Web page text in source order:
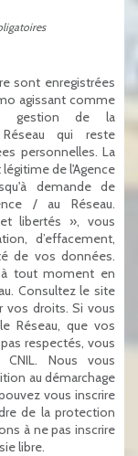
sont enregistrées
agissant comme
gestion de la
qui reste
personnelles. La
de l'Agence
demande de
/ au Réseau.
libertés », vous
d’effacement,
de vos données.
tout moment en
Consultez le site
vos droits. Si vous
Réseau, que vos
respectés, vous
Nous vous
au démarchage
vous inscrire
de la protection
à ne pas inscrire
libre.